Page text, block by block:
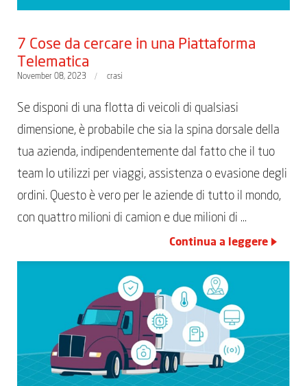
7 Cose da cercare in una Piattaforma
Telematica
November 08, 2023 crasi
Se disponi di una flotta di veicoli di qualsiasi
dimensione, è probabile che sia la spina dorsale della
tua azienda, indipendentemente dal fatto che il tuo
team lo utilizzi per viaggi, assistenza o evasione degli
ordini. Questo è vero per le aziende di tutto il mondo,
con quattro milioni di camion e due milioni di …
Continua a leggere